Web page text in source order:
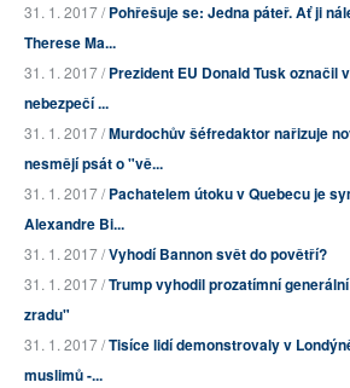
31. 1. 2017 /Pohřešuje se: Jedna páteř. Ať ji
Therese Ma...
31. 1. 2017 /Prezident EU Donald Tusk označil
nebezpečí ...
31. 1. 2017 /Murdochův šéfredaktor nařizuje
nesmějí psát o "vě...
31. 1. 2017 /Pachatelem útoku v Quebecu je
Alexandre Bi...
31. 1. 2017 /Vyhodí Bannon svět do povětří?
31. 1. 2017 /Trump vyhodil prozatímní
zradu"
31. 1. 2017 /Tisíce lidí demonstrovaly v
muslimů -...